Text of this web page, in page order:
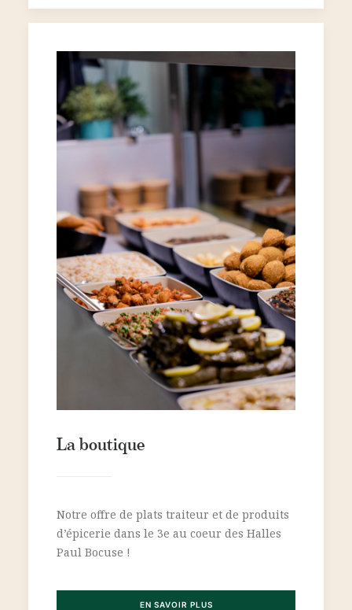
La boutique
Notre offre de plats traiteur et de produits
d’épicerie dans le 3e au coeur des Halles
Paul Bocuse !
EN SAVOIR PLUS